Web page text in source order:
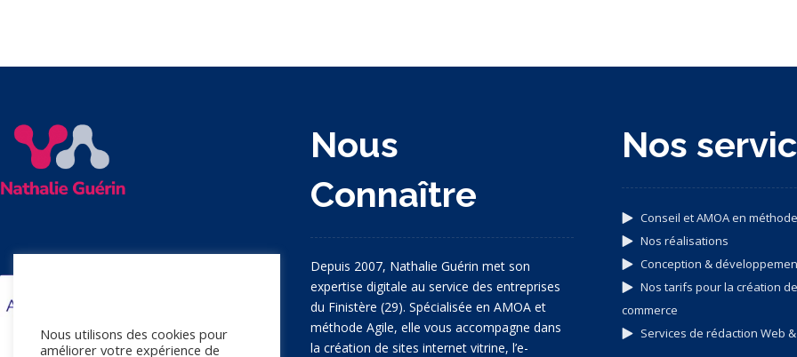
Nous
Connaître
Depuis 2007, Nathalie Guérin met son
expertise digitale au service des entreprises
du Finistère (29). Spécialisée en AMOA et
méthode Agile, elle vous accompagne dans
la création de sites internet vitrine, l’e-
Nos
Conseil et AMOA en
Nos réalisations
Conception &
Nos tarifs pour la création
commerce
Services de rédaction Web &
Nous utilisons des cookies pour
améliorer votre expérience de